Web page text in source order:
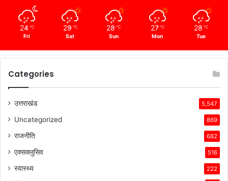
24 ℃
Fri
29 ℃
Sat
28 ℃
Sun
27 ℃
Mon
28 ℃
Tue
Categories
उत्तराखंड 5,547
Uncategorized 869
राजनीति 682
एक्सक्लुसिव 516
स्वास्थ्य 222